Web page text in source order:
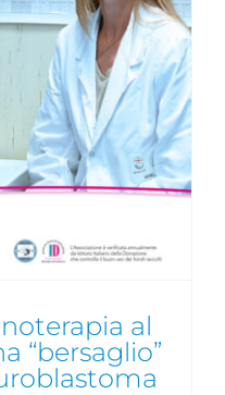
al
“bersaglio”